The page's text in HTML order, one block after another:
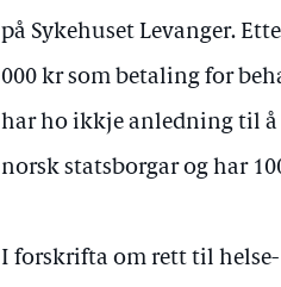
på Sykehuset Levanger.
000 kr som betaling for
har ho ikkje anledning til å
norsk statsborgar og har
I forskrifta om rett til